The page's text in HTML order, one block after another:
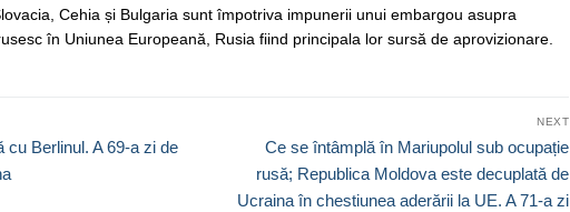
Cehia și Bulgaria sunt împotriva impunerii unui embargou asupra
în Uniunea Europeană, Rusia fiind principala lor sursă de aprovizionare.
cu Berlinul. A 69-a zi de
NEXT
Next
post:
Ce se întâmplă în Mariupolul sub ocupație
rusă; Republica Moldova este decuplată de
Ucraina în chestiunea aderării la UE. A 71-a zi